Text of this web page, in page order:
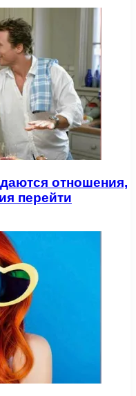
отношения,
перейти